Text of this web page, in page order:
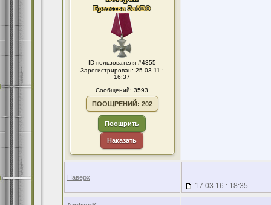
ID пользователя #4355
Зарегистрирован: 25.03.11 :
16:37
Сообщений: 3593
ПООЩРЕНИЙ: 202
Поощрить
Наказать
Наверх
17.03.16 : 18:35